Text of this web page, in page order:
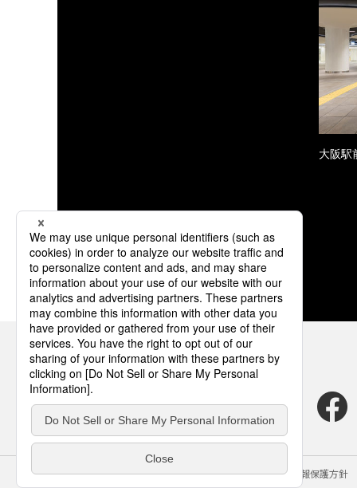
大阪
サイトのご利用にあたって クッキーポリシー 個人情報保護方針